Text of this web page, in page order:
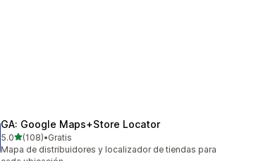
GA: Google Maps+Store Locator
5.0de 5 estrellas
(108)
108 reseñas en total
•Gratis
Mapa de distribuidores y localizador de tiendas para